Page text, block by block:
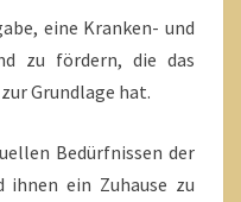
eine Kranken- und
zu fördern, die das
Grundlage hat.
Bedürfnissen der
ihnen ein Zuhause zu